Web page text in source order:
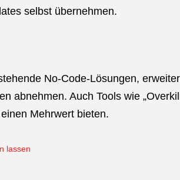
selbst übernehmen.
No-Code-Lösungen,
abnehmen. Auch Tools wie
Mehrwert bieten.
lassen